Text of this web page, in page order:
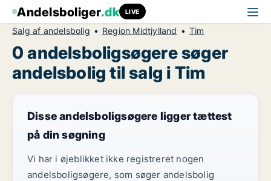
Andelsboliger.dk LIVE
Salg af andelsbolig Region Midtjylland Tim
0 andelsboligsøgere søger
andelsbolig til salg i Tim
Disse andelsboligsøgere ligger tættest
på din søgning
Vi har i øjeblikket ikke registreret nogen
andelsboligsøgere, som søger andelsbolig